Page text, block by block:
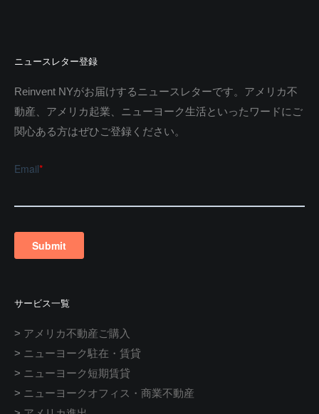
費用シミュレーション
ニュースレター登録
Reinvent NYがお届けするニュースレターです。アメリカ不
動産、アメリカ起業、ニューヨーク生活といったワードにご
関心ある方はぜひご登録ください。
サービス一覧
> アメリカ不動産ご購入
> ニューヨーク駐在・賃貸
> ニューヨーク短期賃貸
> ニューヨークオフィス・商業不動産